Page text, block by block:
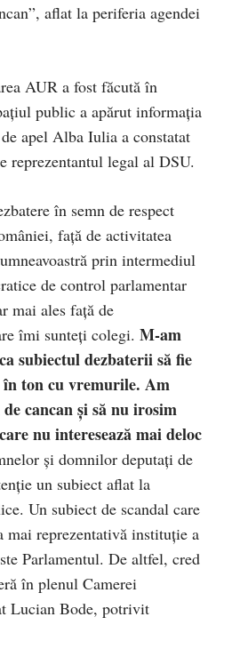
aflat la periferia agendei
AUR a fost făcută în
public a apărut informația
apel Alba Iulia a constatat
reprezentantul legal al DSU.
în semn de respect
faţă de activitatea
prin intermediul
de control parlamentar
mai ales faţă de
îmi sunteţi colegi. M-am
subiectul dezbaterii să fie
ton cu vremurile. Am
cancan şi să nu irosim
nu interesează mai deloc
şi domnilor deputaţi de
un subiect aflat la
Un subiect de scandal care
mai reprezentativă instituţie a
Parlamentul. De altfel, cred
în plenul Camerei
Lucian Bode, potrivit